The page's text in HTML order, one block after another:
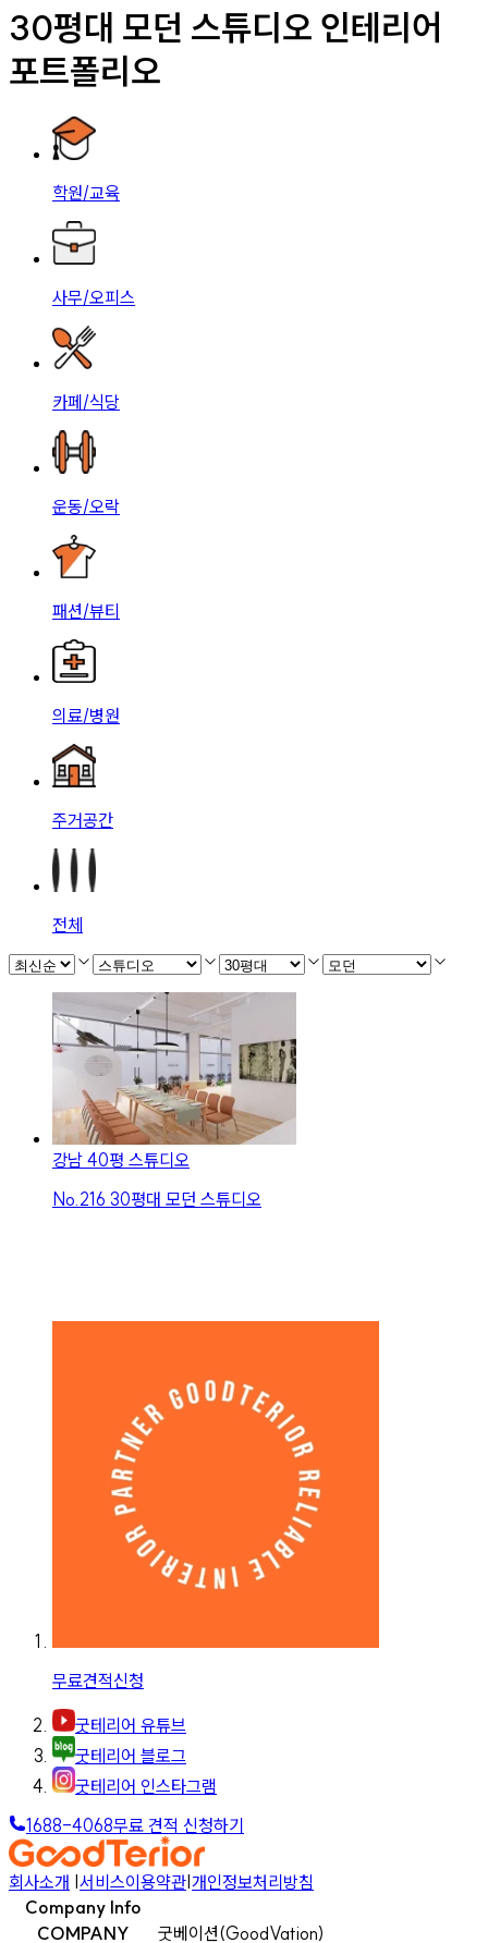
30평대 모던 스튜디오 인테리어
포트폴리오
학원/교육
사무/오피스
카페/식당
운동/오락
패션/뷰티
의료/병원
주거공간
전체
강남 40평 스튜디오
No. 216 30평대 모던 스튜디오
무료견적신청
굿테리어 유튜브
굿테리어 블로그
굿테리어 인스타그램
1688-4068무료 견적 신청하기
회사소개 |서비스이용약관|개인정보처리방침
Company Info
COMPANY
굿베이션(GoodVation)